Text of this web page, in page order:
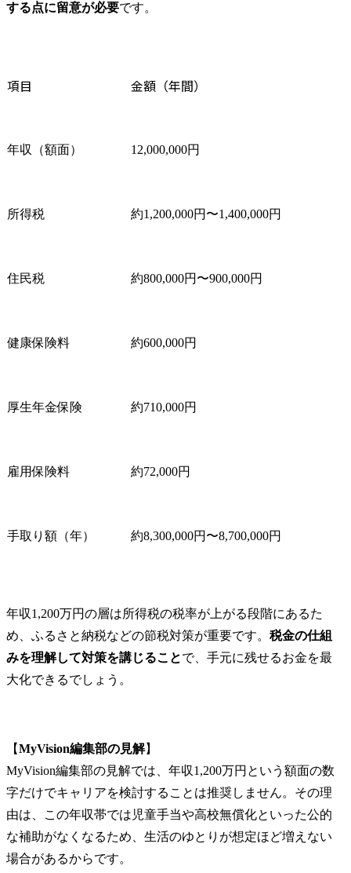
する点に留意が必要です。
項目 金額（年間）
年収（額面） 12,000,000円
所得税 約1,200,000円〜1,400,000円
住民税 約800,000円〜900,000円
健康保険料 約600,000円
厚生年金保険 約710,000円
雇用保険料 約72,000円
手取り額（年） 約8,300,000円〜8,700,000円
年収1,200万円の層は所得税の税率が上がる段階にあるた
め、ふるさと納税などの節税対策が重要です。 税金の仕組
みを理解して対策を講じることで、手元に残せるお金を最
大化できるでしょう。
【MyVision編集部の見解】
MyVision編集部の見解では、年収1,200万円という額面の数
字だけでキャリアを検討することは推奨しません。その理
由は、この年収帯では児童手当や高校無償化といった公的
な補助がなくなるため、生活のゆとりが想定ほど増えない
場合があるからです。